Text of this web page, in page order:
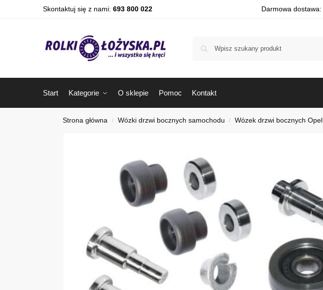
Skontaktuj się z nami: 693 800 022 Darmowa dostawa:
Start Kategorie O sklepie Pomoc Kontakt
Strona główna / Wózki drzwi bocznych samochodu / Wózek drzwi bocznych Opel